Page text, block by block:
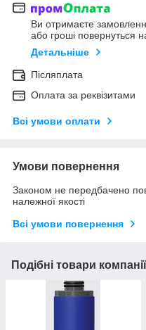
Ви отримаєте
або гроші повернуться
Детальніше
Післяплата
Оплата за реквізитами
Всі умови оплати
Умови повернення
Законом не передбачено
належної якості
Всі умови повернення
Подібні товари компанії